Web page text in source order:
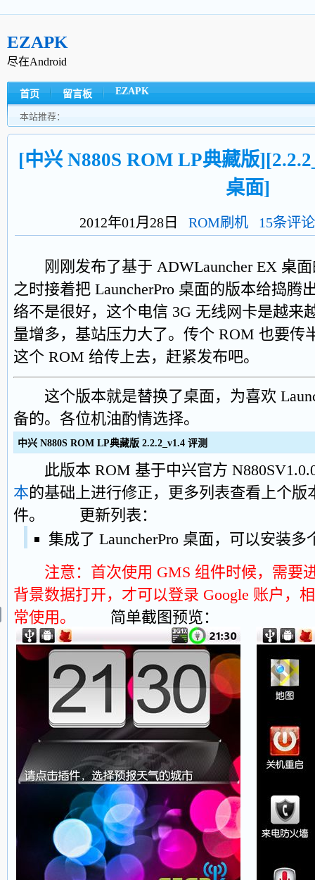
EZAPK
尽在Android
首页 留言板 EZAPK
本站推荐：
[中兴 N880S ROM LP典藏版
桌面]
2012年01月28日 ROM刷机 15条评论
刚刚发布了基于 ADWLauncher EX 桌
之时接着把 LauncherPro 桌面的版本给
络不是很好，这个电信 3G 无线网卡是越来
量增多，基站压力大了。传个 ROM 也要传
这个 ROM 给传上去，赶紧发布吧。
这个版本就是替换了桌面，为喜欢
备的。各位机油酌情选择。
中兴 N880S ROM LP典藏版 2.2.2_v1.4 评测
此版本 ROM 基于中兴官方
本的基础上进行修正，更多列表查看上个版
件。 更新列表：
集成了 LauncherPro 桌面，可以安装多
注意：首次使用 GMS 组件时候，需要
背景数据打开，才可以登录 Google 账户，
常使用。
简单截图预览：